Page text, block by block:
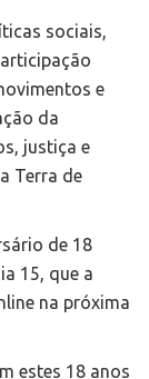
sociais,
e
da
justiça e
Terra de
de 18
15, que a
na próxima
estes 18 anos